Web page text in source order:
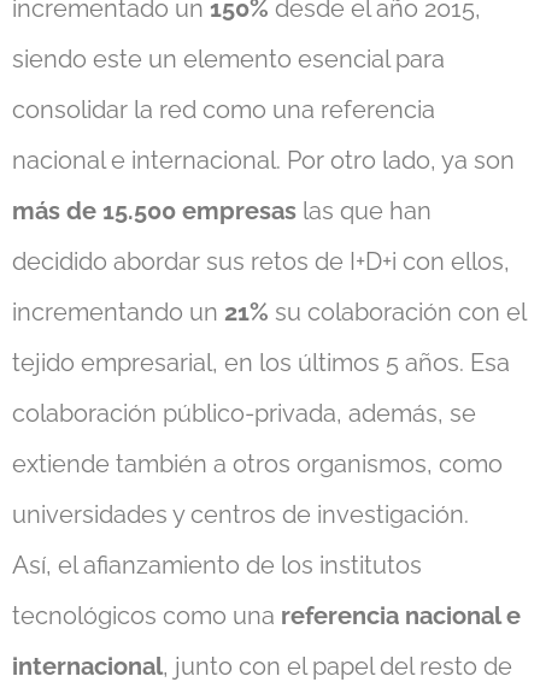
incrementado un 150% desde el año 2015,
siendo este un elemento esencial para
consolidar la red como una referencia
nacional e internacional. Por otro lado, ya son
más de 15.500 empresas las que han
decidido abordar sus retos de I+D+i con ellos,
incrementando un 21% su colaboración con el
tejido empresarial, en los últimos 5 años. Esa
colaboración público-privada, además, se
extiende también a otros organismos, como
universidades y centros de investigación.
Así, el afianzamiento de los institutos
tecnológicos como una referencia nacional e
internacional, junto con el papel del resto de